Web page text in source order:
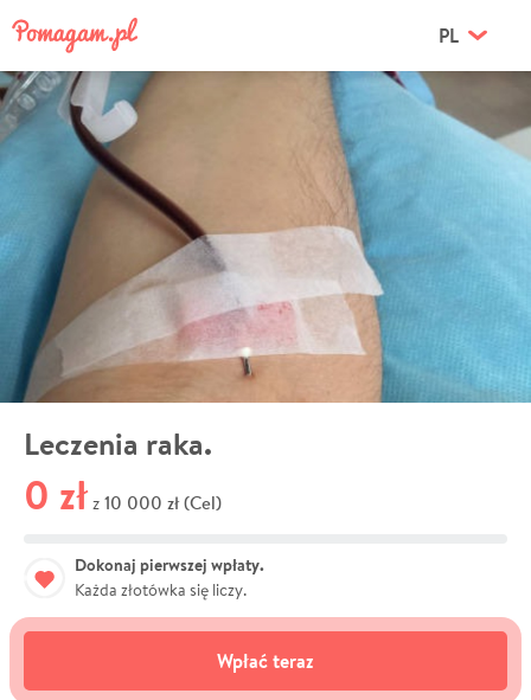
PL
Leczenia raka.
0 zł z 10 000 zł (Cel)
Dokonaj pierwszej wpłaty.
Każda złotówka się liczy.
Wpłać teraz